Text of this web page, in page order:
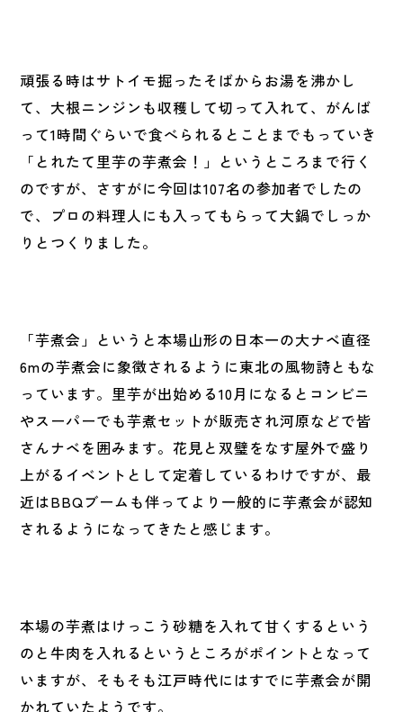
頑張る時はサトイモ掘ったそばからお湯を沸かし
て、大根ニンジンも収穫して切って入れて、がんば
って1時間ぐらいで食べられるとことまでもっていき
「とれたて里芋の芋煮会！」というところまで行く
のですが、さすがに今回は107名の参加者でしたの
で、プロの料理人にも入ってもらって大鍋でしっか
りとつくりました。
「芋煮会」というと本場山形の日本一の大ナベ直径
6mの芋煮会に象徴されるように東北の風物詩ともな
っています。里芋が出始める10月になるとコンビニ
やスーパーでも芋煮セットが販売され河原などで皆
さんナベを囲みます。花見と双璧をなす屋外で盛り
上がるイベントとして定着しているわけですが、最
近はBBQブームも伴ってより一般的に芋煮会が認知
されるようになってきたと感じます。
本場の芋煮はけっこう砂糖を入れて甘くするという
のと牛肉を入れるというところがポイントとなって
いますが、そもそも江戸時代にはすでに芋煮会が開
かれていたようです。